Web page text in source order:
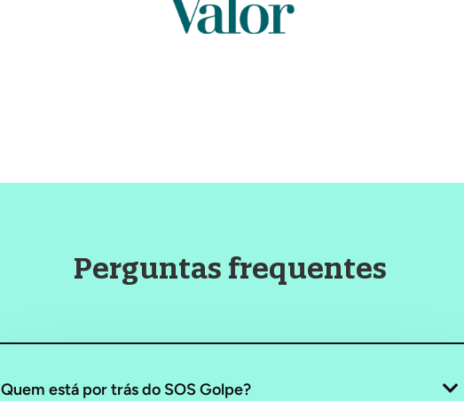
Perguntas frequentes
Quem está por trás do SOS Golpe?